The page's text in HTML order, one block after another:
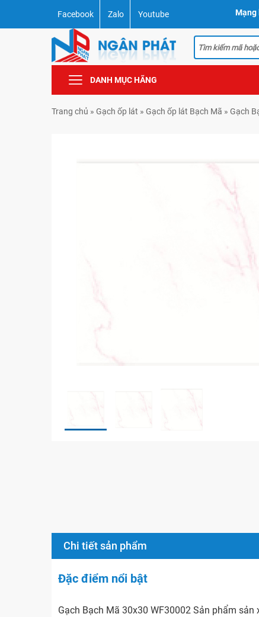
Facebook Zalo Youtube Mạng
DANH MỤC HÃNG
Trang chủ » Gạch ốp lát » Gạch ốp lát Bạch Mã » Gạch
Chi tiết sản phẩm
Đặc điểm nổi bật
Gạch Bạch Mã 30x30 WF30002 Sản phẩm